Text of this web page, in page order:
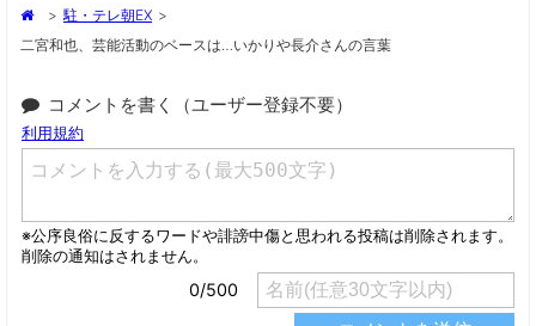
> 駐・テレ朝EX >
二宮和也、芸能活動のベースは…いかりや長介さんの言葉
コメントを書く（ユーザー登録不要）